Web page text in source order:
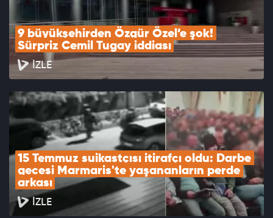
9 büyükşehirden Özgür Özel’e şok!
Sürpriz Cemil Tugay iddiası
İZLE
15 Temmuz suikastçısı itirafçı oldu: Darbe
gecesi Marmaris'te yaşananların perde
arkası
İZLE